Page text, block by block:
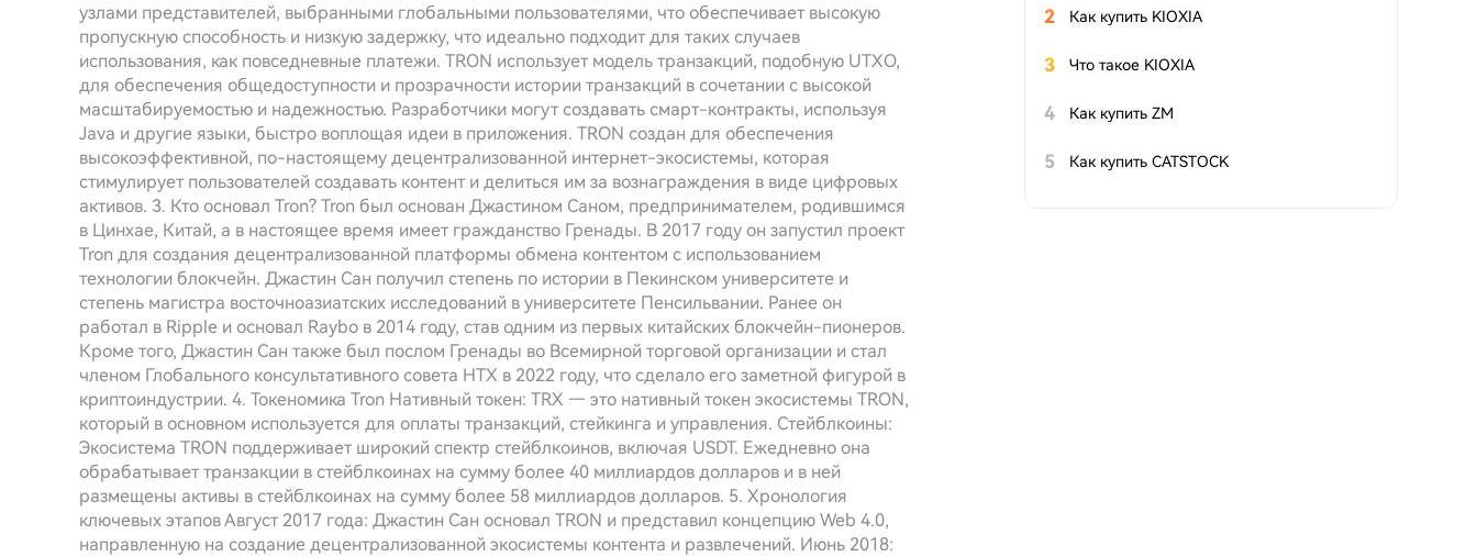
узлами представителей, выбранными глобальными пользователями, что обеспечивает высокую
пропускную способность и низкую задержку, что идеально подходит для таких случаев
использования, как повседневные платежи. TRON использует модель транзакций, подобную UTXO,
для обеспечения общедоступности и прозрачности истории транзакций в сочетании с высокой
масштабируемостью и надежностью. Разработчики могут создавать смарт-контракты, используя
Java и другие языки, быстро воплощая идеи в приложения. TRON создан для обеспечения
высокоэффективной, по-настоящему децентрализованной интернет-экосистемы, которая
стимулирует пользователей создавать контент и делиться им за вознаграждения в виде цифровых
активов. 3. Кто основал Tron? Tron был основан Джастином Саном, предпринимателем, родившимся
в Цинхае, Китай, а в настоящее время имеет гражданство Гренады. В 2017 году он запустил проект
Tron для создания децентрализованной платформы обмена контентом с использованием
технологии блокчейн. Джастин Сан получил степень по истории в Пекинском университете и
степень магистра восточноазиатских исследований в университете Пенсильвании. Ранее он
работал в Ripple и основал Raybo в 2014 году, став одним из первых китайских блокчейн-пионеров.
Кроме того, Джастин Сан также был послом Гренады во Всемирной торговой организации и стал
членом Глобального консультативного совета HTX в 2022 году, что сделало его заметной фигурой в
криптоиндустрии. 4. Токеномика Tron Нативный токен: TRX — это нативный токен экосистемы TRON,
который в основном используется для оплаты транзакций, стейкинга и управления. Стейблкоины:
Экосистема TRON поддерживает широкий спектр стейблкоинов, включая USDT. Ежедневно она
обрабатывает транзакции в стейблкоинах на сумму более 40 миллиардов долларов и в ней
размещены активы в стейблкоинах на сумму более 58 миллиардов долларов. 5. Хронология
ключевых этапов Август 2017 года: Джастин Сан основал TRON и представил концепцию Web 4.0,
направленную на создание децентрализованной экосистемы контента и развлечений. Июнь 2018:
2 Как купить KIOXIA
3 Что такое KIOXIA
4 Как купить ZM
5 Как купить CATSTOCK